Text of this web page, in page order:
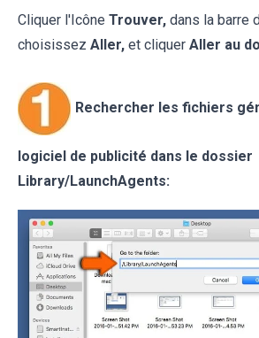
Cliquer l'Icône Trouver, dans la barre
choisissez Aller, et cliquer Aller au
Rechercher les fichiers
logiciel de publicité dans le dossier
Library/LaunchAgents: